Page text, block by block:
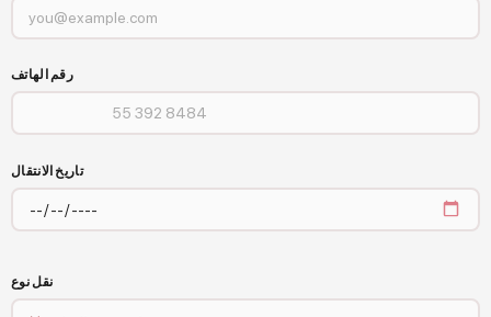
رقم الهاتف
تاريخ الانتقال
نقل نوع